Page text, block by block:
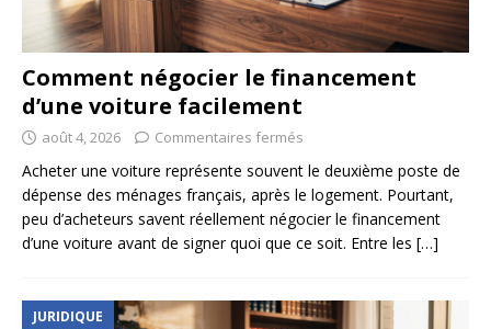
Comment négocier le financement
d’une voiture facilement
août 4, 2026 Commentaires fermés
Acheter une voiture représente souvent le deuxième poste de
dépense des ménages français, après le logement. Pourtant,
peu d’acheteurs savent réellement négocier le financement
d’une voiture avant de signer quoi que ce soit. Entre les […]
JURIDIQUE